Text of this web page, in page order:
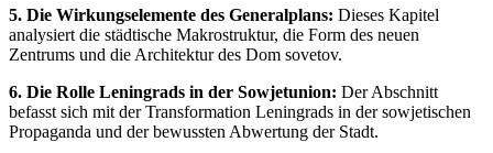
5. Die Wirkungselemente des Generalplans: Dieses Kapitel
analysiert die städtische Makrostruktur, die Form des neuen
Zentrums und die Architektur des Dom sovetov.
6. Die Rolle Leningrads in der Sowjetunion: Der Abschnitt
befasst sich mit der Transformation Leningrads in der sowjetischen
Propaganda und der bewussten Abwertung der Stadt.